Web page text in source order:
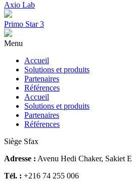
Axio Lab
Primo Star 3
Menu
Accueil
Solutions et produits
Partenaires
Références
Accueil
Solutions et produits
Partenaires
Références
Siège Sfax
Adresse : Avenu Hedi Chaker, Sakiet
Tél. : +216 74 255 006